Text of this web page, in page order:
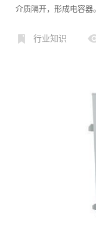
介质隔开，形成电容器
何尺寸和绝缘介质的
量通常以其无功功率
行业知识